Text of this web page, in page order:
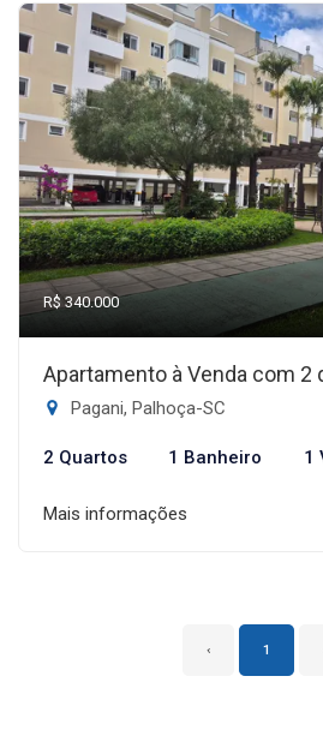
R$ 340.000
Apartamento à Venda com 2
Pagani, Palhoça-SC
2 Quartos 1 Banheiro 1
Mais informações
‹ 1